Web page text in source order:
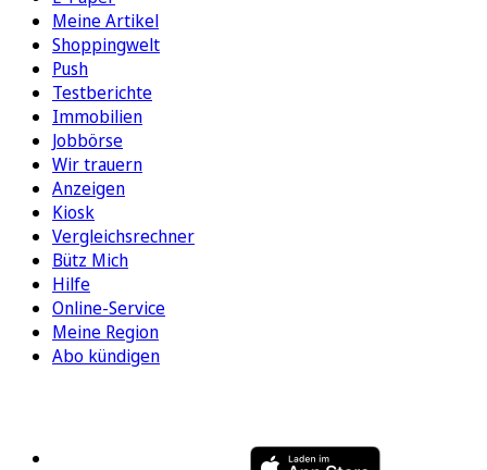
Meine Artikel
Shoppingwelt
Push
Testberichte
Immobilien
Jobbörse
Wir trauern
Anzeigen
Kiosk
Vergleichsrechner
Bütz Mich
Hilfe
Online-Service
Meine Region
Abo kündigen